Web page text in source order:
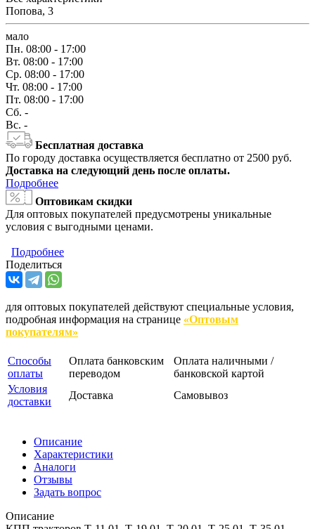
Попова, 3
мало
Пн. 08:00 - 17:00
Вт. 08:00 - 17:00
Ср. 08:00 - 17:00
Чт. 08:00 - 17:00
Пт. 08:00 - 17:00
Сб. -
Вс. -
Бесплатная доставка
По городу доставка осуществляется бесплатно от 2500 руб.
Доставка на следующий день после оплаты.
Подробнее
Оптовикам скидки
Для оптовых покупателей предусмотрены уникальные
условия с выгодными ценами.
Подробнее
Поделиться
для оптовых покупателей действуют специальные условия,
подробная информация на странице «Оптовым
покупателям»
Способы
оплаты
Оплата банковским
переводом
Оплата наличными /
банковской картой
Условия
доставки
Доставка Самовывоз
Описание
Характеристики
Аналоги
Отзывы
Задать вопрос
Описание